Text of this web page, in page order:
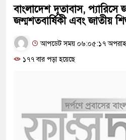
বাংলাদেশ দূতাবাস, প্যারিসে
জন্মশতবার্ষিকী এবং জাতীয়
আপডেট সময় ০৬:০৫:১৭ অপরাহ্ন,
১৭৭ বার পড়া হয়েছে